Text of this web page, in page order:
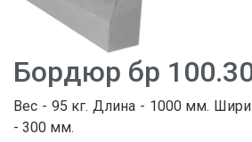
Бордюр бр
Вес - 95 кг. Длина - 1000 мм.
- 300 мм.